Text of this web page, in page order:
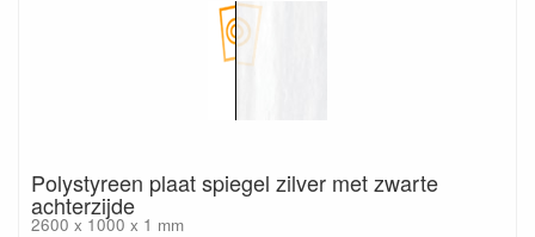
Polystyreen plaat spiegel zilver met zwarte
achterzijde
2600 x 1000 x 1 mm